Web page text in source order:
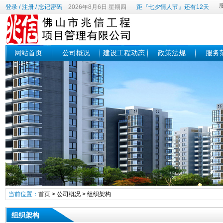
登录/注册/忘记密码 2026年8月6日 星期四 距『七夕情人节』还有12天
网站首页 公司概况 建设工程动态 政策法规 服务
当前位置： 首页> 公司概况> 组织架构
组织架构